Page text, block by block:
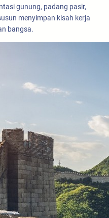
gunung, padang pasir,
menyimpan kisah kerja
bangsa.